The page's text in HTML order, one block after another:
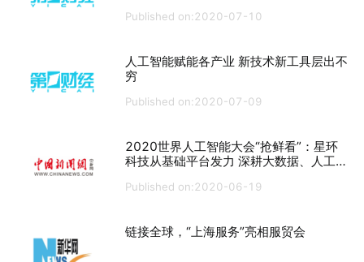
Published on:2020-07-10
人工智能赋能各产业 新技术新工具层出不
穷
Published on:2020-07-09
2020世界人工智能大会“抢鲜看”：星环
科技从基础平台发力 深耕大数据、人工智
Published on:2020-06-19
链接全球，“上海服务”亮相服贸会